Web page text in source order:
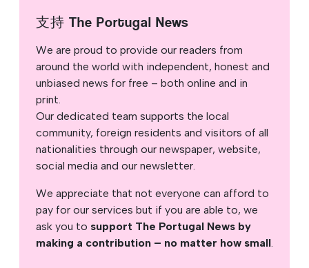
支持 The Portugal News
We are proud to provide our readers from
around the world with independent, honest and
unbiased news for free – both online and in
print.
Our dedicated team supports the local
community, foreign residents and visitors of all
nationalities through our newspaper, website,
social media and our newsletter.
We appreciate that not everyone can afford to
pay for our services but if you are able to, we
ask you to support The Portugal News by
making a contribution – no matter how small.